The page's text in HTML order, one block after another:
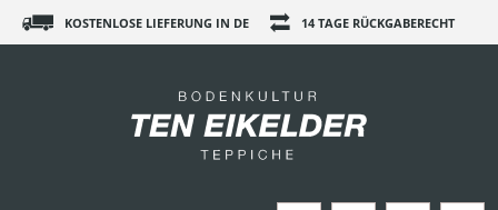
KOSTENLOSE LIEFERUNG IN DE 14 TAGE RÜCKGABERECHT